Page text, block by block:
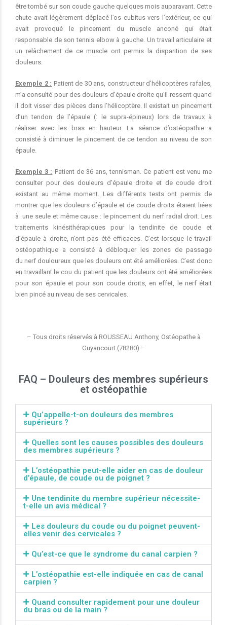
être tombé sur son coude gauche quelques mois auparavant. Cette
chute avait légèrement déplacé l’os cubitus vers l’extérieur, ce qui
avait provoqué le pincement du muscle anconé qui était
responsable de son tennis elbow à gauche. Un travail articulaire et
un relâchement de ce muscle ont permis la disparition de ses
douleurs.
Exemple 2 : Patient de 30 ans, constructeur d’hélicoptères rafales,
m’a consulté pour des douleurs d’épaule droite qu’il ressent quand
il doit visser des pièces dans l’hélicoptère. Il existait un pincement
d’un tendon de l’épaule (: le supra-épineux) lors de travaux à
réaliser avec les bras en hauteur. La séance d’ostéopathie a
consisté à diminuer le pincement de ce tendon au niveau de son
épaule.
Exemple 3 : Patient de 36 ans, tennisman. Ce patient est venu me
consulter pour des douleurs d’épaule droite et de coude droit
existant au même moment. Les différents tests ont permis de
montrer que les douleurs d’épaule et de coude droits étaient liées
à une seule et même cause : le pincement du nerf radial droit. Les
traitements kinésithérapiques pour la tendinite de coude et
d’épaule à droite, n’ont pas été efficaces. C’est lorsque le travail
ostéopathique a consisté à débloquer les zones de passage
du nerf douloureux que les douleurs ont été améliorées. C’est donc
en travaillant le cou du patient que les douleurs ont été améliorées
pour son épaule et pour son coude droits, en effet, le nerf était
bien pincé au niveau de ses cervicales.
– Tous droits réservés à ROUSSEAU Anthony, Ostéopathe à
Guyancourt (78280) –
FAQ – Douleurs des membres supérieurs
et ostéopathie
Qu’appelle-t-on douleurs des membres
supérieurs ?
Quelles sont les causes possibles des douleurs
des membres supérieurs ?
L’ostéopathie peut-elle aider en cas de douleur
d’épaule, de coude ou de poignet ?
Une tendinite du membre supérieur nécessite-
t-elle un avis médical ?
Les douleurs du coude ou du poignet peuvent-
elles venir des cervicales ?
Qu’est-ce que le syndrome du canal carpien ?
L’ostéopathie est-elle indiquée en cas de canal
carpien ?
Quand consulter rapidement pour une douleur
du bras ou de la main ?